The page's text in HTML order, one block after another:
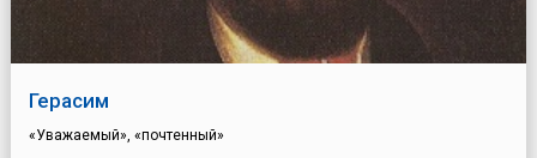
Герасим
«Уважаемый», «почтенный»